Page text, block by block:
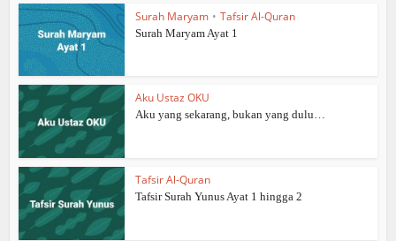
Surah Maryam • Tafsir Al-Quran
Surah Maryam Ayat 1
Aku Ustaz OKU
Aku yang sekarang, bukan yang dulu…
Tafsir Al-Quran
Tafsir Surah Yunus Ayat 1 hingga 2